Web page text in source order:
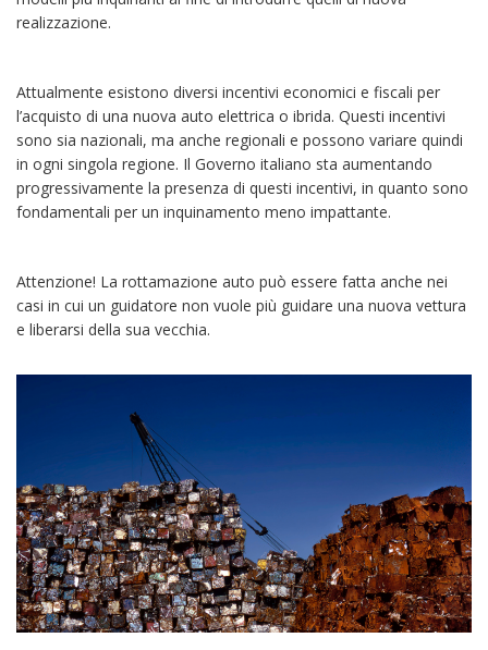
realizzazione.
Attualmente esistono diversi incentivi economici e fiscali per
l’acquisto di una nuova auto elettrica o ibrida. Questi incentivi
sono sia nazionali, ma anche regionali e possono variare quindi
in ogni singola regione. Il Governo italiano sta aumentando
progressivamente la presenza di questi incentivi, in quanto sono
fondamentali per un inquinamento meno impattante.
Attenzione! La rottamazione auto può essere fatta anche nei
casi in cui un guidatore non vuole più guidare una nuova vettura
e liberarsi della sua vecchia.